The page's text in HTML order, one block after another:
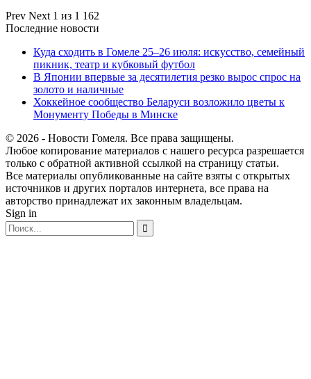
Prev Next 1 из 1 162
Последние новости
Куда сходить в Гомеле 25–26 июля: искусство, семейный
пикник, театр и кубковый футбол
В Японии впервые за десятилетия резко вырос спрос на
золото и наличные
Хоккейное сообщество Беларуси возложило цветы к
Монументу Победы в Минске
© 2026 - Новости Гомеля. Все права защищены.
Любое копирование материалов с нашего ресурса разрешается
только с обратной активной ссылкой на страницу статьи.
Все материалы опубликованные на сайте взяты с открытых
источников и других порталов интернета, все права на
авторство принадлежат их законным владельцам.
Sign in